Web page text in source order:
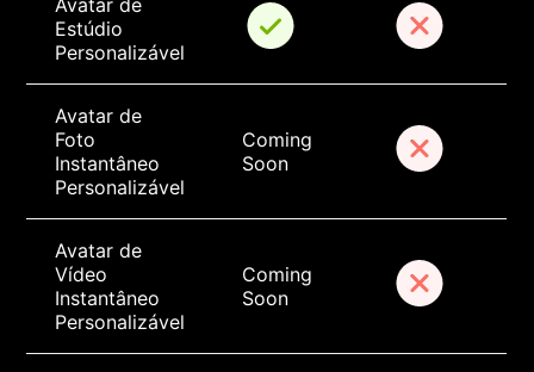
Avatar de
Estúdio
Personalizável
Avatar de
Foto
Instantâneo
Personalizável
Coming
Soon
Avatar de
Vídeo
Instantâneo
Personalizável
Coming
Soon